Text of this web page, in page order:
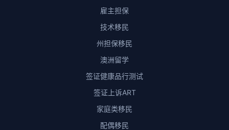
雇主担保
技术移民
州担保移民
澳洲留学
签证健康品行测试
签证上诉ART
家庭类移民
配偶移民